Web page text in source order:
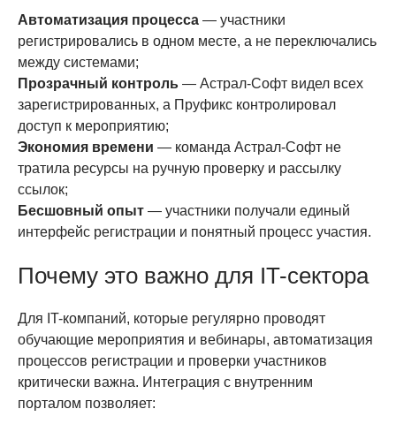
Автоматизация процесса — участники
регистрировались в одном месте, а не переключались
между системами;
Прозрачный контроль — Астрал-Софт видел всех
зарегистрированных, а Пруфикс контролировал
доступ к мероприятию;
Экономия времени — команда Астрал-Софт не
тратила ресурсы на ручную проверку и рассылку
ссылок;
Бесшовный опыт — участники получали единый
интерфейс регистрации и понятный процесс участия.
Почему это важно для IT-сектора
Для IT-компаний, которые регулярно проводят
обучающие мероприятия и вебинары, автоматизация
процессов регистрации и проверки участников
критически важна. Интеграция с внутренним
порталом позволяет: